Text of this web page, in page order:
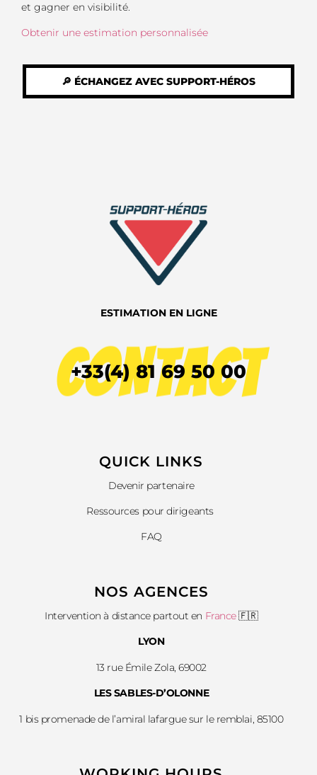
et gagner en visibilité.
Obtenir une estimation personnalisée
🔎 ÉCHANGEZ AVEC SUPPORT-HÉROS
ESTIMATION EN LIGNE
+33(4) 81 69 50 00
CONTACT
QUICK LINKS​
Devenir partenaire
Ressources pour dirigeants
FAQ
NOS AGENCES
Intervention à distance partout en France🇫🇷
LYON
13 rue Émile Zola, 69002
LES SABLES-D’OLONNE
1 bis promenade de l’amiral lafargue sur le remblai, 85100